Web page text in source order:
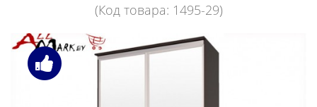
(Код товара: 1495-29)